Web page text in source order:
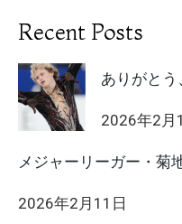
Recent Posts
ありがとう
2026年2月
メジャーリーガー・菊
2026年2月11日